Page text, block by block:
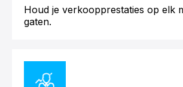
Houd je verkoopprestaties op elk
gaten.